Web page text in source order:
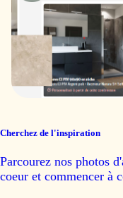
Cherchez de l'inspiration
Parcourez nos photos
coeur et commencer à